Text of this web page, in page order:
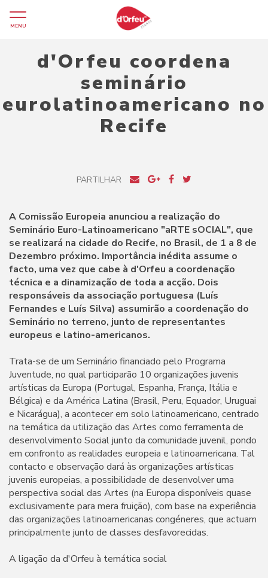
MENU
d'Orfeu coordena
seminário
eurolatinoamericano no
Recife
PARTILHAR
A Comissão Europeia anunciou a realização do
Seminário Euro-Latinoamericano "aRTE sOCIAL", que
se realizará na cidade do Recife, no Brasil, de 1 a 8 de
Dezembro próximo. Importância inédita assume o
facto, uma vez que cabe à d'Orfeu a coordenação
técnica e a dinamização de toda a acção. Dois
responsáveis da associação portuguesa (Luís
Fernandes e Luís Silva) assumirão a coordenação do
Seminário no terreno, junto de representantes
europeus e latino-americanos.
Trata-se de um Seminário financiado pelo Programa
Juventude, no qual participarão 10 organizações juvenis
artísticas da Europa (Portugal, Espanha, França, Itália e
Bélgica) e da América Latina (Brasil, Peru, Equador, Uruguai
e Nicarágua), a acontecer em solo latinoamericano, centrado
na temática da utilização das Artes como ferramenta de
desenvolvimento Social junto da comunidade juvenil, pondo
em confronto as realidades europeia e latinoamericana. Tal
contacto e observação dará às organizações artísticas
juvenis europeias, a possibilidade de desenvolver uma
perspectiva social das Artes (na Europa disponíveis quase
exclusivamente para mera fruição), com base na experiência
das organizações latinoamericanas congéneres, que actuam
principalmente junto de classes desfavorecidas.
A ligação da d'Orfeu à temática social